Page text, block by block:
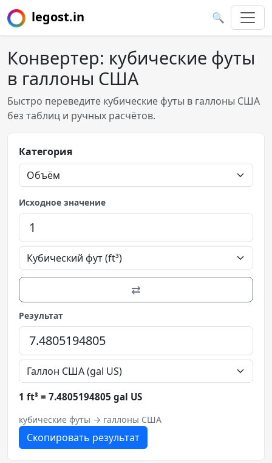
legost.in 🔍
Конвертер: кубические футы
в галлоны США
Быстро переведите кубические футы в галлоны США
без таблиц и ручных расчётов.
Категория
Исходное значение
⇄
Результат
1 ft³ = 7.4805194805 gal US
кубические футы → галлоны США
Скопировать результат